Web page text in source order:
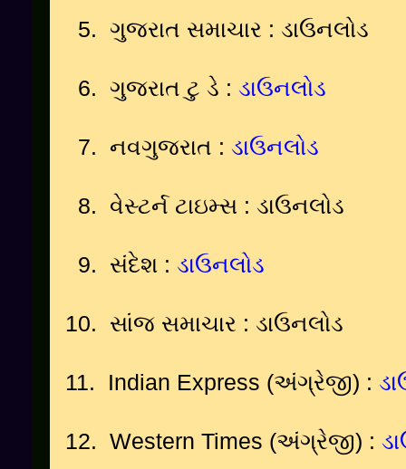
5. ગુજરાત સમાચાર : ડાઉનલોડ
6. ગુજરાત ટુ ડે : ડાઉનલોડ
7. નવગુજરાત : ડાઉનલોડ
8. વેસ્ટર્ન ટાઇમ્સ : ડાઉનલોડ
9. સંદેશ : ડાઉનલોડ
10. સાંજ સમાચાર : ડાઉનલોડ
11. Indian Express (અંગ્રેજી) :
12. Western Times (અંગ્રેજી) :